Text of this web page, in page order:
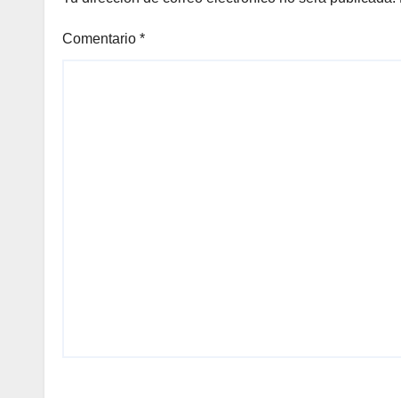
Comentario *